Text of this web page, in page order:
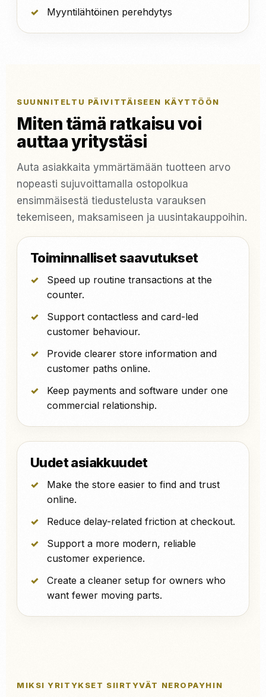
Myyntilähtöinen perehdytys
SUUNNITELTU PÄIVITTÄISEEN KÄYTTÖÖN
Miten tämä ratkaisu voi
auttaa yritystäsi
Auta asiakkaita ymmärtämään tuotteen arvo
nopeasti sujuvoittamalla ostopolkua
ensimmäisestä tiedustelusta varauksen
tekemiseen, maksamiseen ja uusintakauppoihin.
Toiminnalliset saavutukset
Speed up routine transactions at the
counter.
Support contactless and card-led
customer behaviour.
Provide clearer store information and
customer paths online.
Keep payments and software under one
commercial relationship.
Uudet asiakkuudet
Make the store easier to find and trust
online.
Reduce delay-related friction at checkout.
Support a more modern, reliable
customer experience.
Create a cleaner setup for owners who
want fewer moving parts.
MIKSI YRITYKSET SIIRTYVÄT NEROPAYHIN